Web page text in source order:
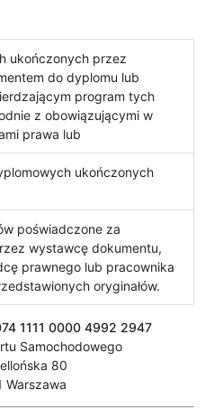
ukończonych przez
do dyplomu lub
program tych
z obowiązującymi w
prawa lub
ukończonych
poświadczone za
wystawcę dokumentu,
prawnego lub pracownika
oryginałów.
1111 0000 4992 2947
Samochodowego
80
Warszawa